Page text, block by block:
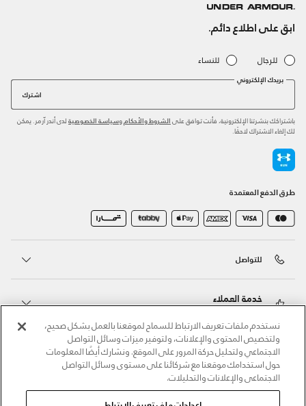
ابق على اطلاع دائم.
للرجال للنساء
بريدك الإلكتروني
اشترك
باشتراكك بنشرتنا الإلكترونية، فأنت توافق على الشروط والأحكام وسياسة الخصوصية لدى أندر آرمر. يمكن
لك إلغاء الاشتراك لاحقًا.
طرق الدفع المعتمدة
للتواصل
خدمة العملاء
حول أندر آرمر
أندر آرمر على الشبكات الاجتماعية
نستخدم ملفات تعريف الارتباط للسماح لموقعنا بالعمل بشكل صحيح،
ولتخصيص المحتوى والإعلانات، ولتوفير ميزات وسائل التواصل
الاجتماعي ولتحليل حركة المرور على الموقع. ونشارك أيضًا المعلومات
حول استخدامك موقعنا مع شركائنا على مستوى وسائل التواصل
الاجتماعي والإعلانات والتحليلات.